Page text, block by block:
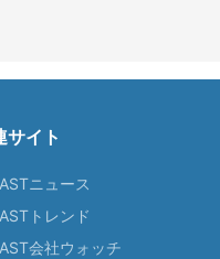
サイト
ニュース
トレンド
会社ウォッチ